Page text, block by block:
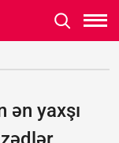
ən yaxşı